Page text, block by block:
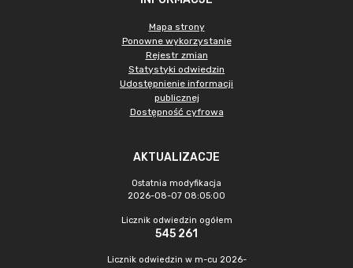
Mapa strony
Ponowne wykorzystanie
Rejestr zmian
Statystyki odwiedzin
Udostępnienie informacji
publicznej
Dostępność cyfrowa
AKTUALIZACJE
Ostatnia modyfikacja
2026-08-07 08:05:00
Licznik odwiedzin ogółem
545 261
Licznik odwiedzin w m-cu 2026-